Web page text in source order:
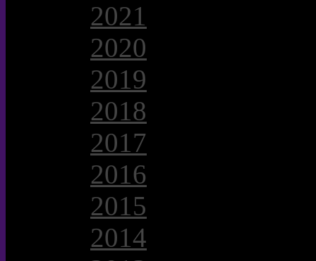
2021
2020
2019
2018
2017
2016
2015
2014